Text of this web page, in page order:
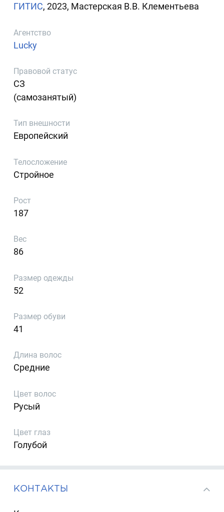
ГИТИС, 2023, Мастерская В.В. Клементьева
Агентство
Lucky
Правовой статус
СЗ
(самозанятый)
Тип внешности
Европейский
Телосложение
Стройное
Рост
187
Вес
86
Размер одежды
52
Размер обуви
41
Длина волос
Средние
Цвет волос
Русый
Цвет глаз
Голубой
КОНТАКТЫ